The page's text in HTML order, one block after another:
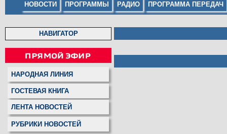
НОВОСТИ ПРОГРАММЫ РАДИО ПРОГРАММА ПЕРЕДАЧ
НАВИГАТОР
НАРОДНАЯ ЛИНИЯ
ГОСТЕВАЯ КНИГА
ЛЕНТА НОВОСТЕЙ
РУБРИКИ НОВОСТЕЙ